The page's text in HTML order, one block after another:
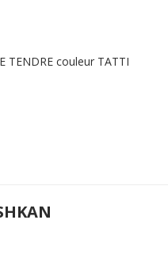
TENDRE couleur TATTI